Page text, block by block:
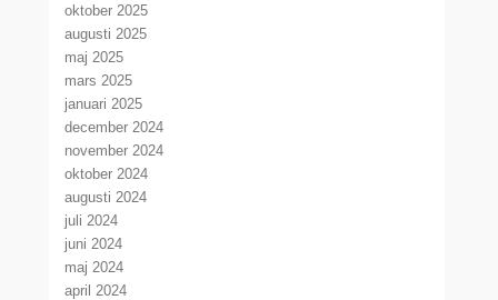
oktober 2025
augusti 2025
maj 2025
mars 2025
januari 2025
december 2024
november 2024
oktober 2024
augusti 2024
juli 2024
juni 2024
maj 2024
april 2024